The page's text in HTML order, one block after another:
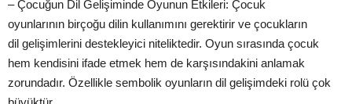
– Çocuğun Dil Gelişiminde Oyunun Etkileri: Çocuk
oyunlarının birçoğu dilin kullanımını gerektirir ve çocukların
dil gelişimlerini destekleyici niteliktedir. Oyun sırasında çocuk
hem kendisini ifade etmek hem de karşısındakini anlamak
zorundadır. Özellikle sembolik oyunların dil gelişimdeki rolü çok